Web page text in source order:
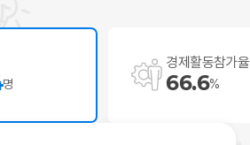
명
경제활동참가율
66.6%